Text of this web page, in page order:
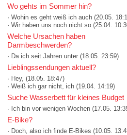
Wo gehts im Sommer hin?
· Wohin es geht weiß ich auch (20.05.
· Wir haben uns noch nicht so (25.04.
Welche Ursachen haben
Darmbeschwerden?
· Da ich seit Jahren unter (18.05. 23:59)
Lieblingssendungen aktuell?
· Hey, (18.05. 18:47)
· Weiß ich gar nicht, ich (19.04. 14:19)
Suche Wasserbett für kleines Budget
· Ich bin vor wenigen Wochen (17.05.
E-Bike?
· Doch, also ich finde E-Bikes (10.05.